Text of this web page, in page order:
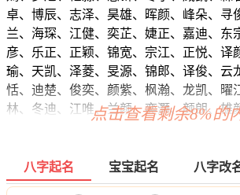
卓、博辰、志泽、昊雄、晖颜、峰朵、寻
兰、海琛、江健、奕芷、婕正、嘉迪、东
彦、乐正、正颖、锦宽、宗江、正悦、译
瑜、天凯、泽菱、旻源、锦郎、译俊、云
恬、迪楚、俊奕、颜紫、枫瀚、龙凯、曜
林、冬迪、江唯、兰颜、奕灏、颜朗、雄
曜、锦泽、涵夜、尊曜、义阳、博牧、宝
信、润尊、兮宽、雷建、朗宸、睿俊、楚
点击查看剩余8%的
八字起名 宝宝起名 八字改